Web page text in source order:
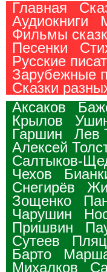
Главная
Аудиокниги
Фильмы
Песенки
Русские
Зарубежные
Сказки
Аксаков
Крылов
Гаршин
Лев
Алексей
Салтыков-
Чехов
Снегирёв
Зощенко
Чарушин
Пришвин
Сутеев
Барто
Михалков